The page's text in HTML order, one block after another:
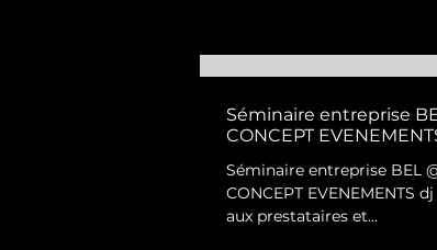
Séminaire entreprise
CONCEPT
Séminaire entreprise BEL
CONCEPT EVENEMENTS
aux prestataires et...